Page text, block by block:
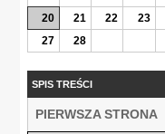
20
21 22 23
27
28
SPIS TREŚCI
PIERWSZA STRONA